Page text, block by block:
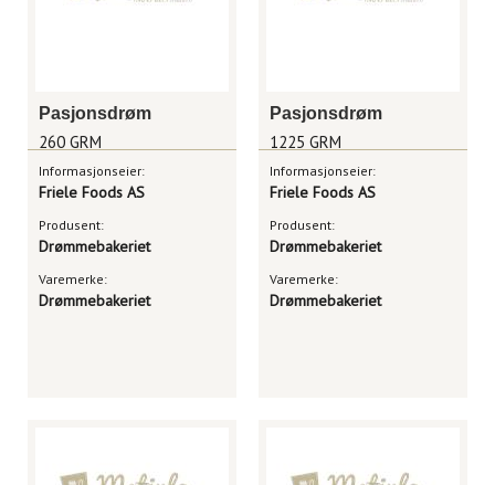
Pasjonsdrøm
260 GRM
Informasjonseier:
Friele Foods AS
Produsent:
Drømmebakeriet
Varemerke:
Drømmebakeriet
Pasjonsdrøm
1225 GRM
Informasjonseier:
Friele Foods AS
Produsent:
Drømmebakeriet
Varemerke:
Drømmebakeriet